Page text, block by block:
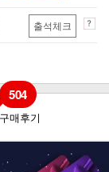
출석체크
구매후기
504